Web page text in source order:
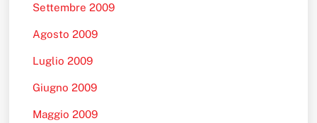
Settembre 2009
Agosto 2009
Luglio 2009
Giugno 2009
Maggio 2009